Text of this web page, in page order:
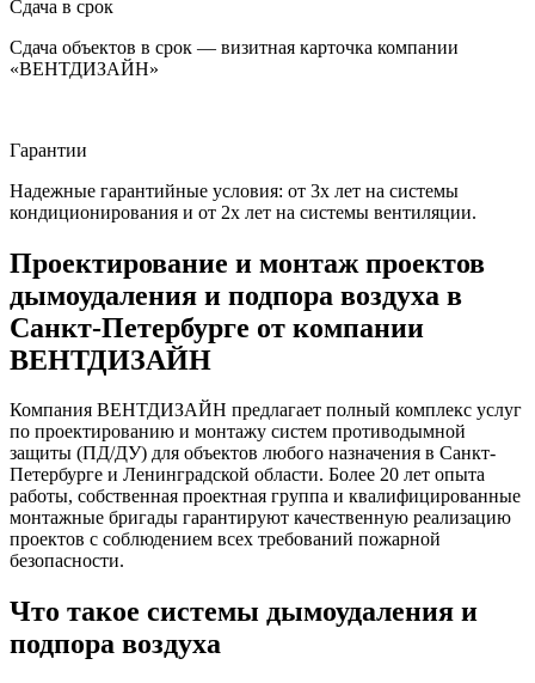
Сдача в срок
Сдача объектов в срок — визитная карточка компании
«ВЕНТДИЗАЙН»
Гарантии
Надежные гарантийные условия: от 3х лет на системы
кондиционирования и от 2х лет на системы вентиляции.
Проектирование и монтаж проектов
дымоудаления и подпора воздуха в
Санкт-Петербурге от компании
ВЕНТДИЗАЙН
Компания ВЕНТДИЗАЙН предлагает полный комплекс услуг
по проектированию и монтажу систем противодымной
защиты (ПД/ДУ) для объектов любого назначения в Санкт-
Петербурге и Ленинградской области. Более 20 лет опыта
работы, собственная проектная группа и квалифицированные
монтажные бригады гарантируют качественную реализацию
проектов с соблюдением всех требований пожарной
безопасности.
Что такое системы дымоудаления и
подпора воздуха